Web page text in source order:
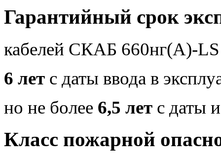
Гарантийный срок
кабелей СКАБ 660нг(А)-LS
6 лет с даты ввода в
но не более 6,5 лет с даты
Класс пожарной